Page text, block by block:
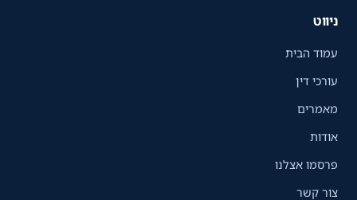
ניווט
עמוד הבית
עורכי דין
מאמרים
אודות
פרסמו אצלנו
צור קשר